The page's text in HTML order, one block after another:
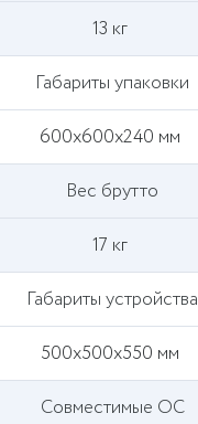
13 кг
Габариты упаковки
600х600х240 мм
Вес брутто
17 кг
Габариты устройства
500х500х550 мм
Совместимые ОС